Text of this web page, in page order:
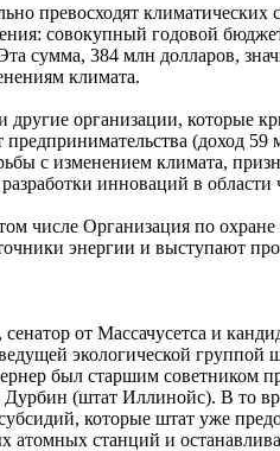
превосходят
совокупный годовой
сумма, 384 млн долларов,
климата.
другие организации, которые
(доход
с изменением климата,
инноваций в области
числе Организация по
энергии и выступают
от Массачусетса и
экологической
был старшим
(штат Иллинойс). В то
которые штат уже
атомных станций и